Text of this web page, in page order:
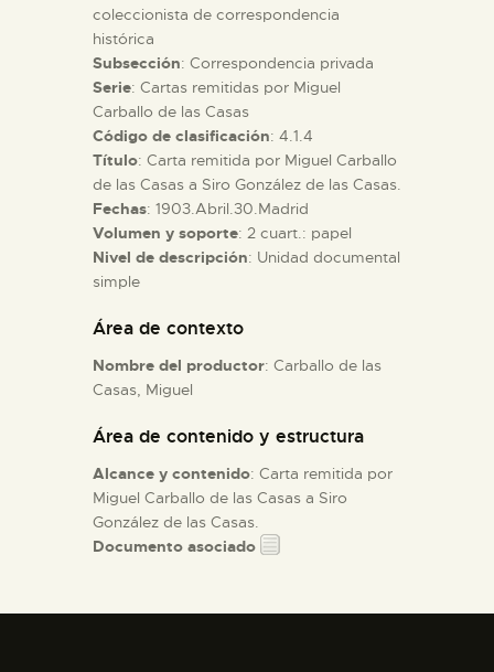
EL MUSEO
COLECCIONES
DIDÁCTICA
ESPAÑOL
coleccionista de correspondencia
histórica
Subsección: Correspondencia privada
Serie: Cartas remitidas por Miguel
Carballo de las Casas
Código de clasificación: 4.1.4
Título: Carta remitida por Miguel Carballo
de las Casas a Siro González de las Casas.
Fechas: 1903.Abril.30.Madrid
Volumen y soporte: 2 cuart.: papel
Nivel de descripción: Unidad documental
simple
Área de contexto
Nombre del productor: Carballo de las
Casas, Miguel
Área de contenido y estructura
Alcance y contenido: Carta remitida por
Miguel Carballo de las Casas a Siro
González de las Casas.
Documento asociado